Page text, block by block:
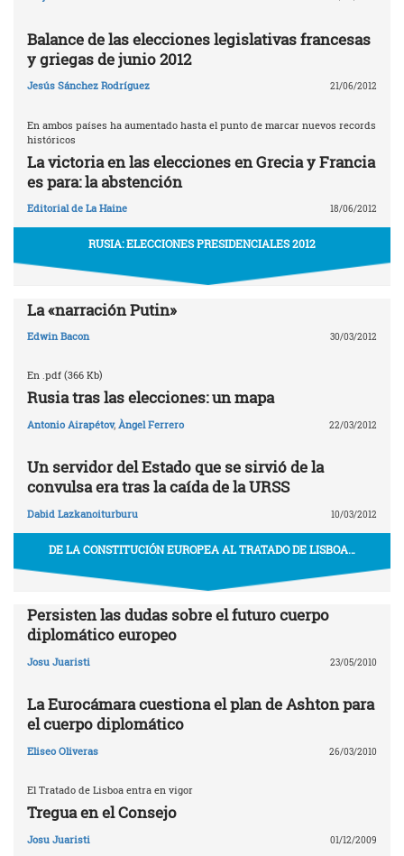
Balance de las elecciones legislativas francesas
y griegas de junio 2012
Jesús Sánchez Rodríguez 21/06/2012
En ambos países ha aumentado hasta el punto de marcar nuevos records
históricos
La victoria en las elecciones en Grecia y Francia
es para: la abstención
Editorial de La Haine 18/06/2012
RUSIA: ELECCIONES PRESIDENCIALES 2012
La «narración Putin»
Edwin Bacon 30/03/2012
En .pdf (366 Kb)
Rusia tras las elecciones: un mapa
Antonio Airapétov, Àngel Ferrero 22/03/2012
Un servidor del Estado que se sirvió de la
convulsa era tras la caída de la URSS
Dabid Lazkanoiturburu 10/03/2012
DE LA CONSTITUCIÓN EUROPEA AL TRATADO DE LISBOA…
Persisten las dudas sobre el futuro cuerpo
diplomático europeo
Josu Juaristi 23/05/2010
La Eurocámara cuestiona el plan de Ashton para
el cuerpo diplomático
Eliseo Oliveras 26/03/2010
El Tratado de Lisboa entra en vigor
Tregua en el Consejo
Josu Juaristi 01/12/2009